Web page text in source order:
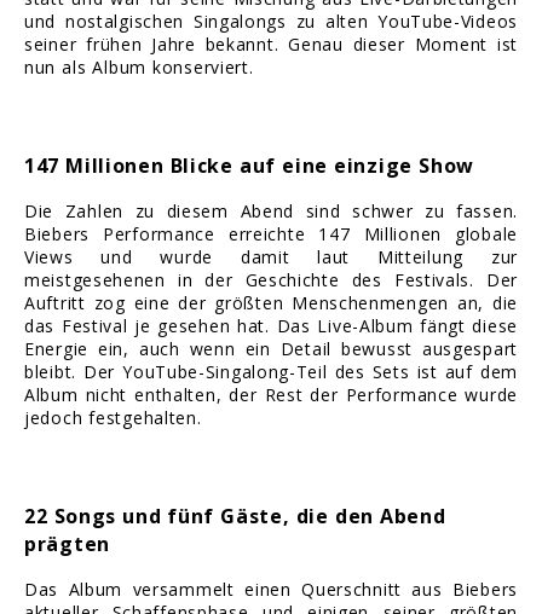
und nostalgischen Singalongs zu alten YouTube-Videos
seiner frühen Jahre bekannt. Genau dieser Moment ist
nun als Album konserviert.
147 Millionen Blicke auf eine einzige Show
Die Zahlen zu diesem Abend sind schwer zu fassen.
Biebers Performance erreichte 147 Millionen globale
Views und wurde damit laut Mitteilung zur
meistgesehenen in der Geschichte des Festivals. Der
Auftritt zog eine der größten Menschenmengen an, die
das Festival je gesehen hat. Das Live-Album fängt diese
Energie ein, auch wenn ein Detail bewusst ausgespart
bleibt. Der YouTube-Singalong-Teil des Sets ist auf dem
Album nicht enthalten, der Rest der Performance wurde
jedoch festgehalten.
22 Songs und fünf Gäste, die den Abend
prägten
Das Album versammelt einen Querschnitt aus Biebers